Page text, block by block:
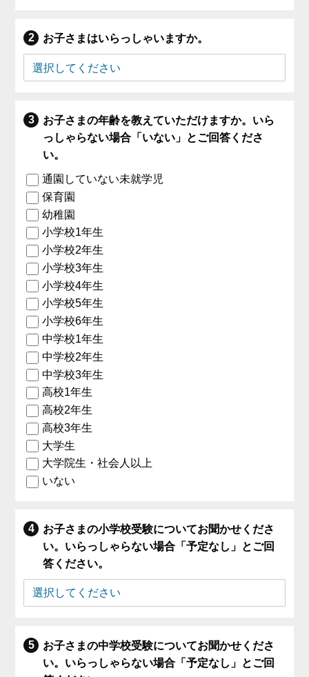
お子さまはいらっしゃいますか。
お子さまの年齢を教えていただけますか。いら
っしゃらない場合「いない」とご回答くださ
い。
通園していない未就学児
保育園
幼稚園
小学校1年生
小学校2年生
小学校3年生
小学校4年生
小学校5年生
小学校6年生
中学校1年生
中学校2年生
中学校3年生
高校1年生
高校2年生
高校3年生
大学生
大学院生・社会人以上
いない
お子さまの小学校受験についてお聞かせくださ
い。いらっしゃらない場合「予定なし」とご回
答ください。
お子さまの中学校受験についてお聞かせくださ
い。いらっしゃらない場合「予定なし」とご回